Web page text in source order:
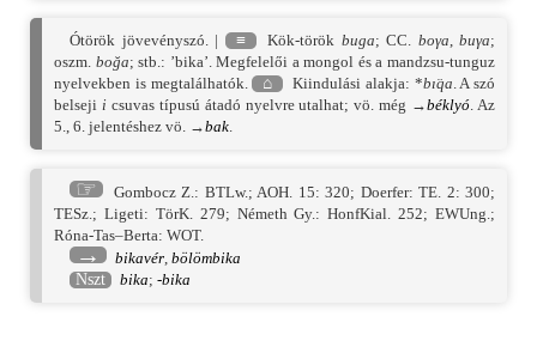
Ótörök jövevényszó. | ≡ Kök-török buga; CC. boγa,buγa;
oszm. boğa; stb.: ’bika’. Megfelelői a mongol és a mandzsu-tunguz
nyelvekben is megtalálhatók.
⌂ Kiindulási alakja: *bı̈qa. A szó
belseji i csuvas típusú átadó nyelvre utalhat; vö. még →béklyó. Az
5., 6. jelentéshez vö. →bak.
☞ Gombocz Z.: BTLw.;AOH. 15: 320; Doerfer: TE. 2: 300;
TESz.; Ligeti: TörK. 279; Németh Gy.: HonfKial. 252; EWUng.;
Róna-Tas–Berta: WOT.
→ bikavér,bölömbika
Nszt
bika;-bika